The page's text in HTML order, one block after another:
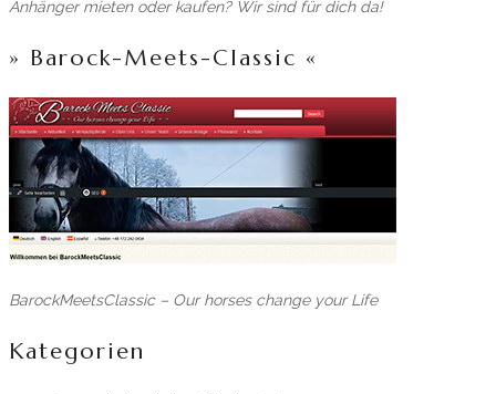
Anhänger mieten oder kaufen? Wir sind für dich da!
» Barock-Meets-Classic «
BarockMeetsClassic – Our horses change your Life
Kategorien